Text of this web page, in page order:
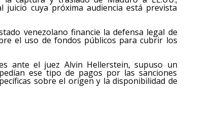
cuya próxima audiencia está prevista
venezolano financie la defensa legal de
el uso de fondos públicos para cubrir los
ante el juez Alvin Hellerstein, supuso un
ese tipo de pagos por las sanciones
sobre el origen y la disponibilidad de